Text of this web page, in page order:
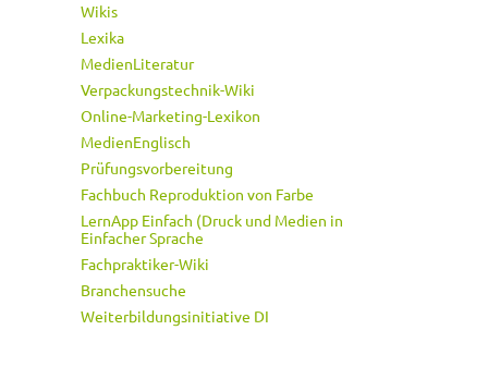
Wikis
Lexika
MedienLiteratur
Verpackungstechnik-Wiki
Online-Marketing-Lexikon
MedienEnglisch
Prüfungsvorbereitung
Fachbuch Reproduktion von Farbe
LernApp Einfach (Druck und Medien in
Einfacher Sprache
Fachpraktiker-Wiki
Branchensuche
Weiterbildungsinitiative DI